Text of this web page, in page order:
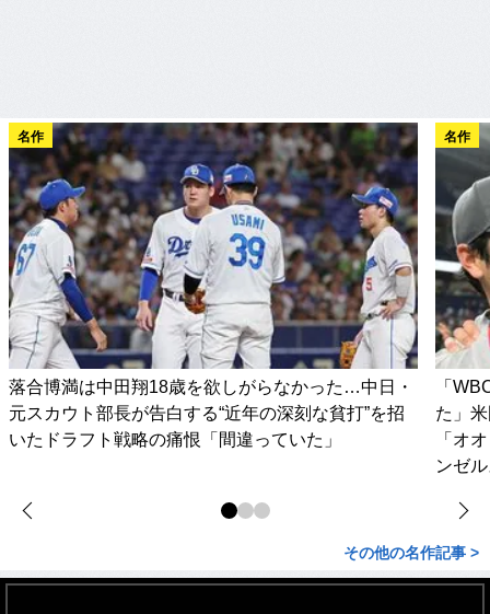
名作
落合博満は中田翔18歳を欲しがらなかった…中日・
元スカウト部長が告白する“近年の深刻な貧打”を招
いたドラフト戦略の痛恨「間違っていた」
名作
「
た」
「オ
ンゼ
その他の名作記事 >